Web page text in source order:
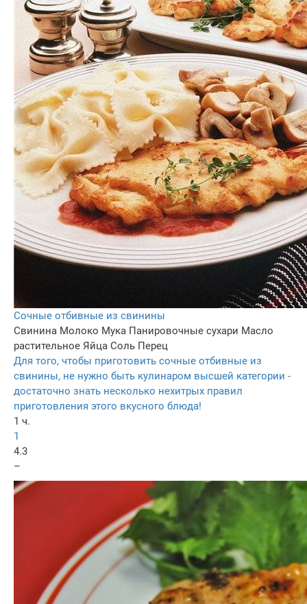
Сочные отбивные из свинины
Свинина Молоко Мука Панировочные сухари Масло
растительное Яйца Соль Перец
Для того, чтобы приготовить сочные отбивные из
свинины, не нужно быть кулинаром высшей категории -
достаточно знать несколько нехитрых правил
приготовления этого вкусного блюда!
1 ч.
1
4.3
–